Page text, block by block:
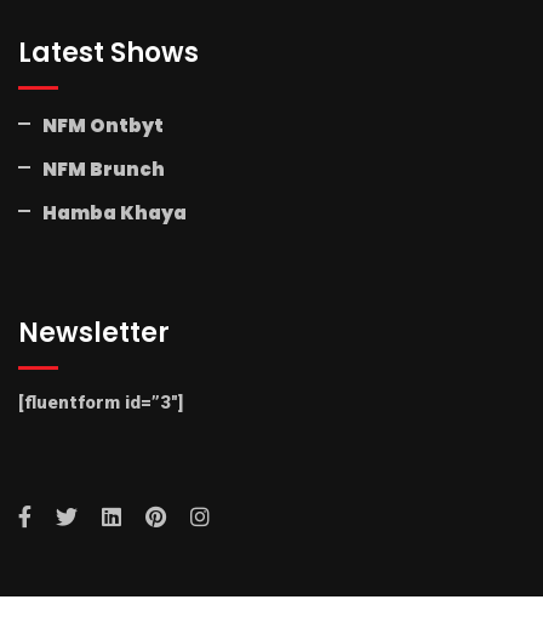
Latest Shows
NFM Ontbyt
NFM Brunch
Hamba Khaya
Newsletter
[fluentform id=”3″]